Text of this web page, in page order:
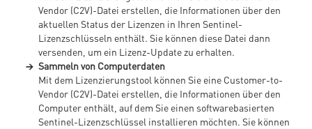
Vendor (C2V)-Datei erstellen, die Informationen über den
aktuellen Status der Lizenzen in Ihren Sentinel-
Lizenzschlüsseln enthält. Sie können diese Datei dann
versenden, um ein Lizenz-Update zu erhalten.
Sammeln von Computerdaten
Mit dem Lizenzierungstool können Sie eine Customer-to-
Vendor (C2V)-Datei erstellen, die Informationen über den
Computer enthält, auf dem Sie einen softwarebasierten
Sentinel-Lizenzschlüssel installieren möchten. Sie können